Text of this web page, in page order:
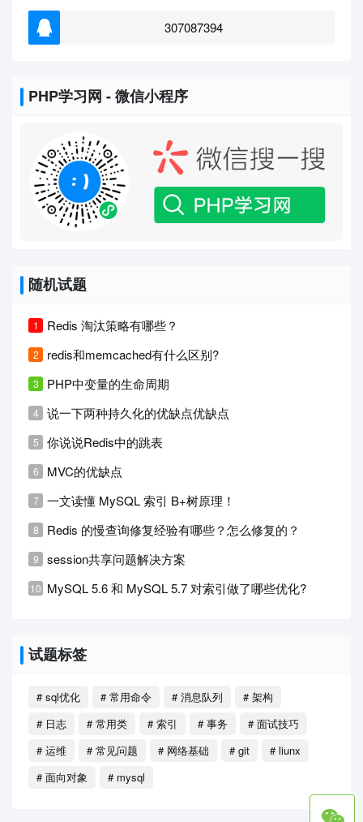
307087394
PHP学习网 - 微信小程序
随机试题
Redis 淘汰策略有哪些？
redis和memcached有什么区别?
PHP中变量的生命周期
说一下两种持久化的优缺点优缺点
你说说Redis中的跳表
MVC的优缺点
一文读懂 MySQL 索引 B+树原理！
Redis 的慢查询修复经验有哪些？怎么修复的？
session共享问题解决方案
MySQL 5.6 和 MySQL 5.7 对索引做了哪些优化?
试题标签
# sql优化 # 常用命令 # 消息队列
# 架构
# 日志
# 常用类 # 索引 # 事务
# 面试技巧
# 运维
# 常见问题 # 网络基础 # git
# liunx
# 面向对象
# mysql